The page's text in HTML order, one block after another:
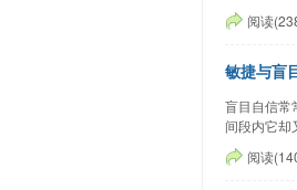
阅读
敏捷与盲
盲目自信常
间段内它却
阅读